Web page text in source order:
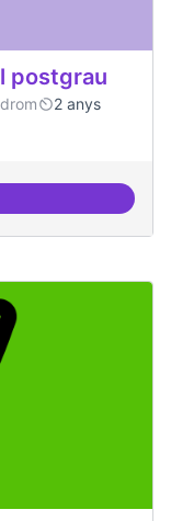
postgrau
2 anys
currículum del